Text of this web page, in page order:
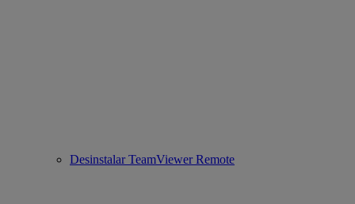
Desinstalar TeamViewer Remote